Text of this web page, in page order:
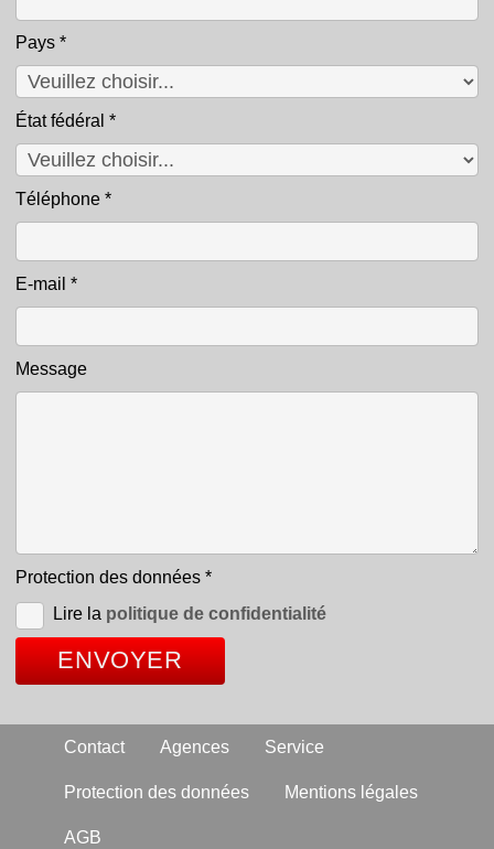
Pays *
État fédéral *
Téléphone *
E-mail *
Message
Protection des données *
Lire la politique de confidentialité
Contact Agences Service
Protection des données Mentions légales
AGB